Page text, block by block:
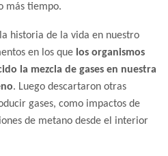
más tiempo.
historia de la vida en nuestro
en los que los organismos
la mezcla de gases en nuestra
. Luego descartaron otras
gases, como impactos de
de metano desde el interior